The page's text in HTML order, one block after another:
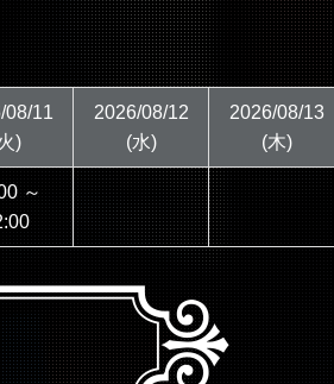
08/11
)
2026/08/12
(水)
2026/08/13
(木)
～